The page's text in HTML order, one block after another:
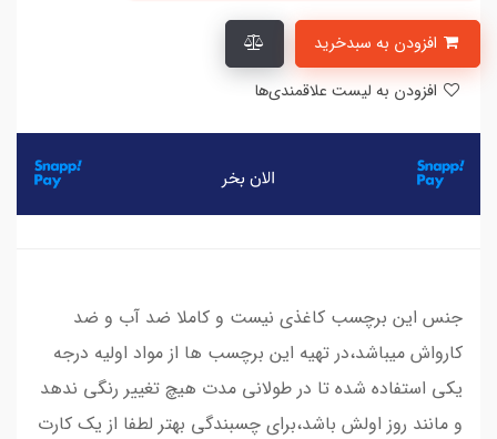
جنس این برچسب کاغذی نیست و کاملا ضد آب و ضد
کارواش میباشد،در تهیه این برچسب ها از مواد اولیه درجه
یکی استفاده شده تا در طولانی مدت هیچ تغییر رنگی ندهد
و مانند روز اولش باشد،برای چسبندگی بهتر لطفا از یک کارت